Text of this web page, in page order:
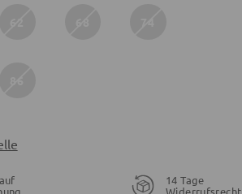
14 Tage
Widerrufsrecht